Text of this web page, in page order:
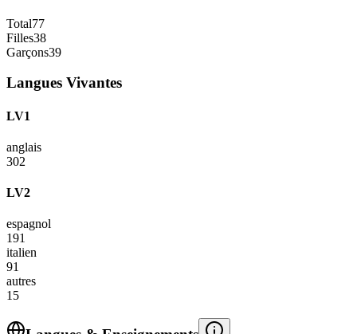
Total77
Filles38
Garçons39
Langues Vivantes
LV1
anglais
302
LV2
espagnol
191
italien
91
autres
15